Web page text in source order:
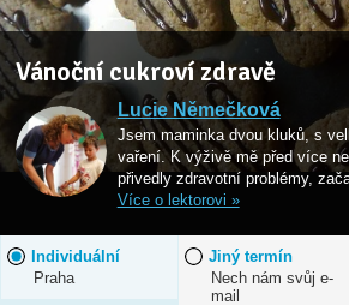
Vánoční cukroví zdravě
Lucie Němečková
Jsem maminka dvou kluků, s
vaření. K výživě mě před více
přivedly zdravotní problémy,
Více o lektorovi »
Individuální
Praha
Jiný termín
Nech nám svůj e-
mail